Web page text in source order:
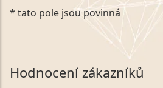
Kliknutím na výše uvedený odkaz,
zákonem č. 101/2000 Sb. v
souhlasím se zpracováním a
mých osobních údajů, které
společnosti VVDiamonds s.r.o.,
údaje poskytuji společnosti
* tato pole jsou povinná
Hodnocení zákazníků